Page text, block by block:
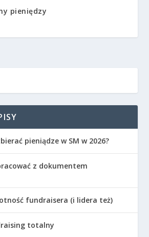
pieniędzy
pieniądze w SM w 2026?
z dokumentem
fundraisera (i lidera też)
totalny